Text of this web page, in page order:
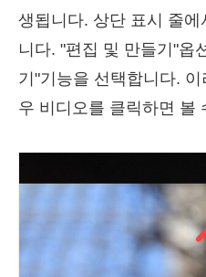
생됩니다. 상단 표시 줄
니다. "편집 및 만들기"옵
기"기능을 선택합니다.
우 비디오를 클릭하면 볼